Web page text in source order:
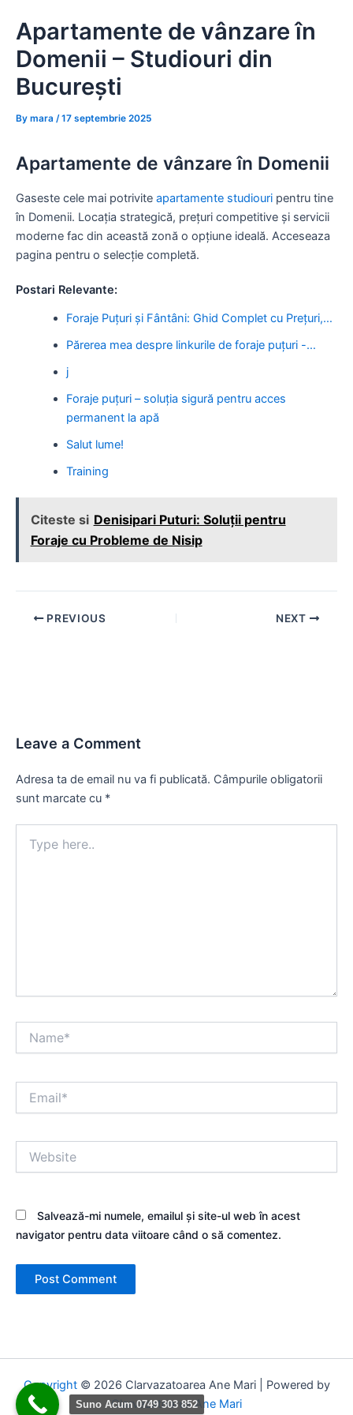
content
Apartamente de vânzare în
Domenii – Studiouri din
București
By mara /17 septembrie 2025
Apartamente de vânzare în Domenii
Gaseste cele mai potrivite apartamente studiouri pentru tine
în Domenii. Locația strategică, prețuri competitive și servicii
moderne fac din această zonă o opțiune ideală. Acceseaza
pagina pentru o selecție completă.
Postari Relevante:
Foraje Puțuri și Fântâni: Ghid Complet cu Prețuri,…
Părerea mea despre linkurile de foraje puțuri -…
j
Foraje puțuri – soluția sigură pentru acces
permanent la apă
Salut lume!
Training
Citeste si Denisipari Puturi: Soluții pentru
Foraje cu Probleme de Nisip
Post PREVIOUS NEXT
Leave a Comment
Adresa ta de email nu va fi publicată. Câmpurile obligatorii
sunt marcate cu *
here..
Salvează-mi numele, emailul și site-ul web în acest
navigator pentru data viitoare când o să comentez.
Copyright© 2026 Clarvazatoarea Ane Mari | Powered by
Clarvazatoarea Ane Mari
Suno Acum 0749 303 852